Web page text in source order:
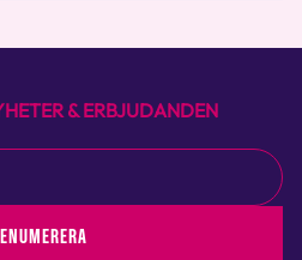
& ERBJUDANDEN